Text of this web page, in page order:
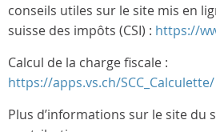
conseils utiles sur le site mis en
suisse des impôts (CSI) : https://
Calcul de la charge fiscale :
https://apps.vs.ch/SCC_Calculette/
Plus d’informations sur le site du